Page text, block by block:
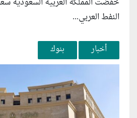
النفط العربي...
أخبار بنوك